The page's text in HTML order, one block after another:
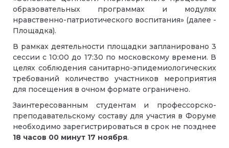
образовательных программах и модулях
нравственно-патриотического воспитания» (далее -
Площадка).
В рамках деятельности площадки запланировано 3
сессии с 10:00 до 17:30 по московскому времени. В
целях соблюдения санитарно-эпидемиологических
требований количество участников мероприятия
для посещения в очном формате ограничено.
Заинтересованным студентам и профессорско-
преподавательскому составу для участия в Форуме
необходимо зарегистрироваться в срок не позднее
18 часов 00 минут 17 ноября.